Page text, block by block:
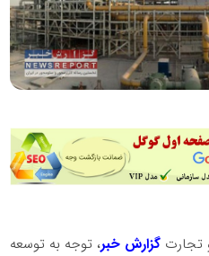
تجارتگزارش خبر، توجه به توسعه